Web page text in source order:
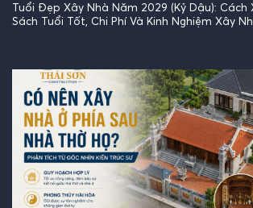
Tuổi Đẹp Xây Nhà Năm 2029 (Kỷ Dậu): Cách
Sách Tuổi Tốt, Chi Phí Và Kinh Nghiệm Xây